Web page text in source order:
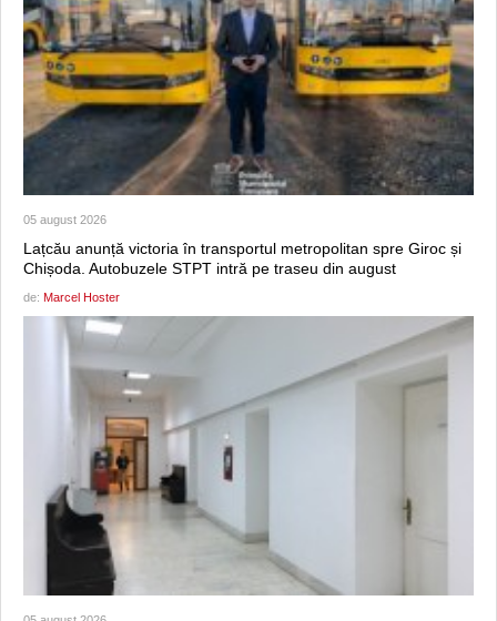
05 august 2026
Lațcău anunță victoria în transportul metropolitan spre Giroc și
Chișoda. Autobuzele STPT intră pe traseu din august
de: Marcel Hoster